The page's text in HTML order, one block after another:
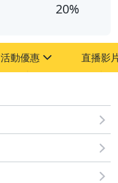
20%
活動優惠 直播影